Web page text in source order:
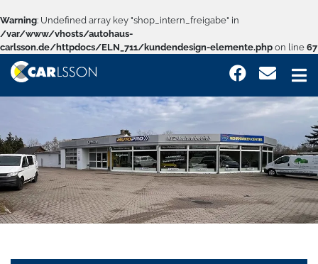
Warning: Undefined array key "shop_intern_freigabe" in
/var/www/vhosts/autohaus-
carlsson.de/httpdocs/ELN_711/kundendesign-elemente.php on line 67